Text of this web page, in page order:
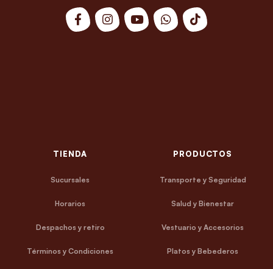
TIENDA
Sucursales
Horarios
Despachos y retiro
Términos y Condiciones
PRODUCTOS
Transporte y Seguridad
Salud y Bienestar
Vestuario y Accesorios
Platos y Bebederos